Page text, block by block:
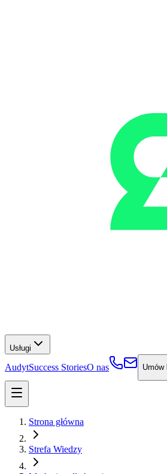
Usługi
AudytSuccess StoriesO nas Umów
Strona główna
Strefa Wiedzy